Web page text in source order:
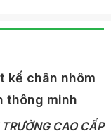
kế chân nhôm
thông minh
CAO CẤP